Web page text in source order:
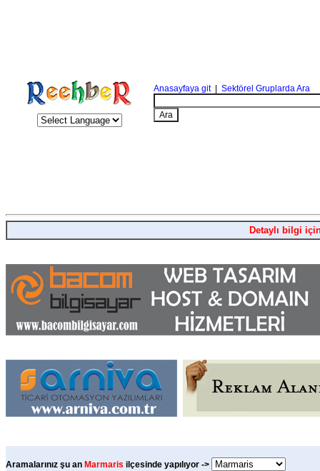
Anasayfaya git| Sektörel Gruplarda Ara
Detaylı bilgi
Aramalarınız şu an Marmaris ilçesinde yapılıyor ->